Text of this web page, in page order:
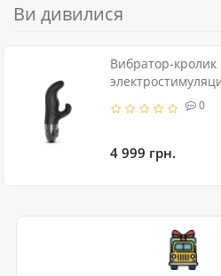
Ви дивилися
Вибратор-кролик
Bob Black Edition
0
4 999 грн.